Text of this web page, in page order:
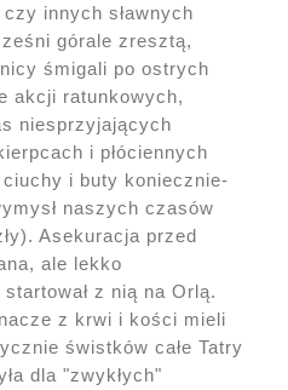
innych sławnych
górale zresztą,
śmigali po ostrych
akcji ratunkowych,
niesprzyjających
i płóciennych
i buty koniecznie-
naszych czasów
Asekuracja przed
ale lekko
z nią na Orlą.
z krwi i kości mieli
świstków całe Tatry
dla "zwykłych"